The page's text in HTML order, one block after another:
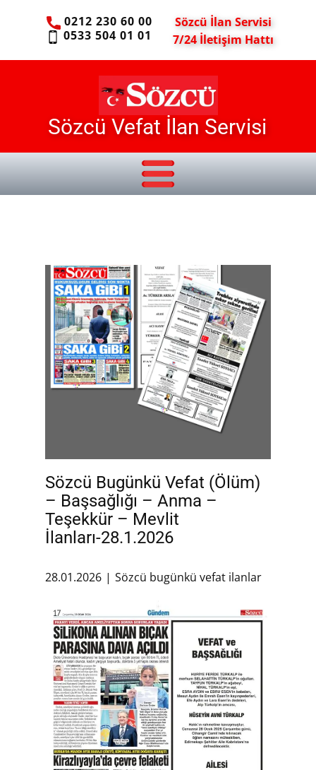
0212 230 60 00
0533 504 01 01
Sözcü İlan Servisi
7/24 İletişim Hattı
Sözcü Vefat İlan Servisi
Sözcü Bugünkü Vefat (Ölüm)
– Başsağlığı – Anma –
Teşekkür – Mevlit
İlanları-28.1.2026
28.01.2026 Sözcü bugünkü vefat ilanlar